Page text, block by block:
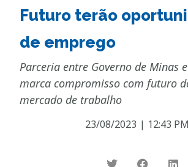
Futuro terão
de emprego
Parceria entre Governo de Minas
marca compromisso com futuro
mercado de trabalho
23/08/2023 | 12:43 PM